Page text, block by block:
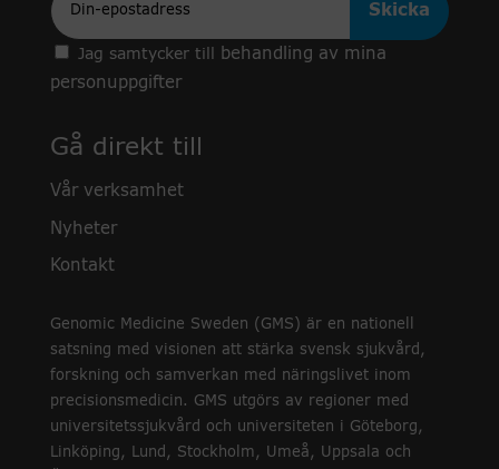
Jag samtycker till
behandling av mina
personuppgifter
Gå direkt till
Vår verksamhet
Nyheter
Kontakt
Genomic Medicine Sweden (GMS) är en nationell
satsning med visionen att stärka svensk sjukvård,
forskning och samverkan med näringslivet inom
precisionsmedicin. GMS utgörs av regioner med
universitetssjukvård och universiteten i Göteborg,
Linköping, Lund, Stockholm, Umeå, Uppsala och